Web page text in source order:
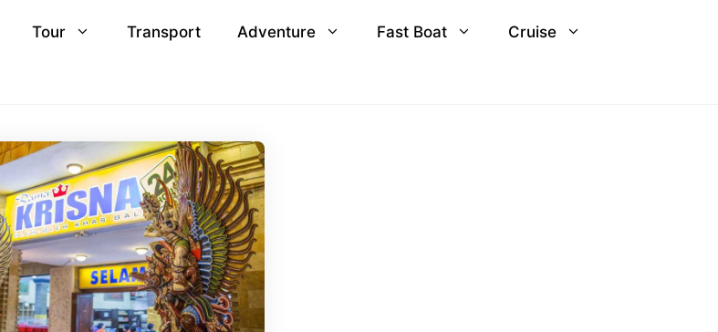
Tour Transport Adventure Fast Boat Cruise